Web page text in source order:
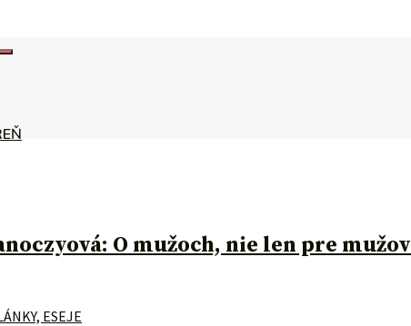
ESEJE
O mužoch, nie len pre mužov